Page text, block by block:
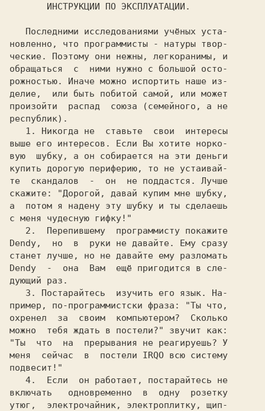
ИНСТРУКЦИИ ПО ЭКСПЛУАТАЦИИ.
новленно, что программисты - натуры твор-
ческие. Поэтому они нежны, легкоранимы, и
обращаться  с  ними нужно с большой осто-
рожностью. Иначе можно испортить наше из-
делие,  или быть побитой самой, или может
произойти  распад  союза (семейного, а не
   1.
Никогда не  ставьте  свои  интересы
выше его интересов. Если Вы хотите норко-
вую  шубку, а он собирается на эти деньги
купить дорогую периферию, то не устаивай-
те  скандалов  -  он  не поддастся. Лучше
скажите: "Дорогой, давай купим мне шубку,
а  потом я надену эту шубку и ты сделаешь
   2.
Перепившему  программисту покажите
Dendy,  но  в  руки не давайте. Ему сразу
станет лучше, но не давайте ему разломать
Dendy  -  она  Вам  ещё пригодится в сле-
   3.
пример, по-программистски фраза: "Ты что,
охренел  за  своим  компьютером?  Сколько
можно  тебя ждать в постели?" звучит как:
"Ты  что  на  прерывания не реагируешь? У
меня  сейчас  в  постели IRQO всю систему
   4.
Если  он работает, постарайтесь не
включать   одновременно  в  одну  розетку
утюг,  электрочайник, электроплитку, щип-